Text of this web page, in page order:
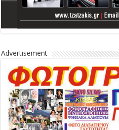
Advertisement